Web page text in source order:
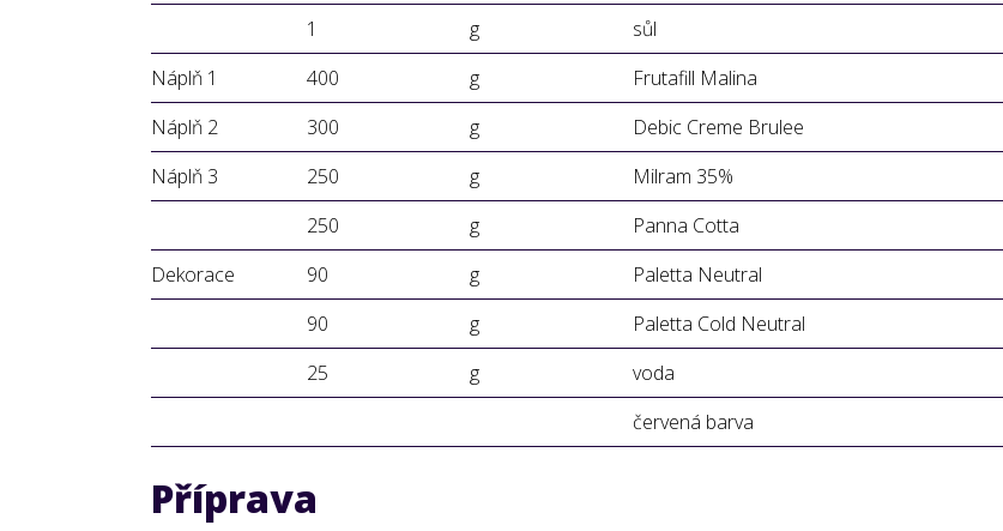
1
g
sůl
Náplň 1
400 g
Frutafill Malina
Náplň 2
300 g
Debic Creme Brulee
Náplň 3
250 g
Milram 35%
250
g
Panna Cotta
Dekorace
90 g
Paletta Neutral
90
g
Paletta Cold Neutral
25
g
voda
červená barva
Příprava